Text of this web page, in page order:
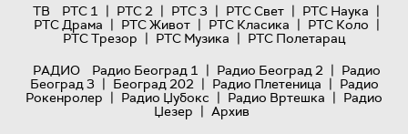
ТВ
РТС 1 | РТС 2 | РТС 3 | РТС Свет | РТС Наука |
РТС Драма | РТС Живот | РТС Класика | РТС Коло |
РТС Трезор | РТС Музика | РТС Полетарац
РАДИО
Радио Београд 1 | Радио Београд 2 | Радио
Београд 3 | Београд 202 | Радио Плетеница | Радио
Рокенролер | Радио Џубокс | Радио Вртешка | Радио
Џезер | Архив